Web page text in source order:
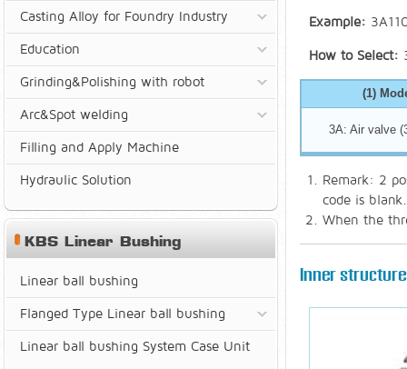
Example:
How to Select:
(1)
3A: Air valve
Remark: 2
code is blank.
When the
Inner
Casting Alloy for Foundry Industry
Education
Grinding&Polishing with robot
Arc&Spot welding
Filling and Apply Machine
Hydraulic Solution
KBS Linear Bushing
Linear ball bushing
Flanged Type Linear ball bushing
Linear ball bushing System Case Unit